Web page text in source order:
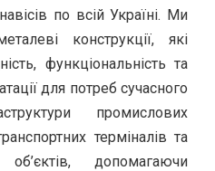
по всій Україні. Ми
конструкції, які
функціональність та
для потреб сучасного
промислових
терміналів та
допомагаючи